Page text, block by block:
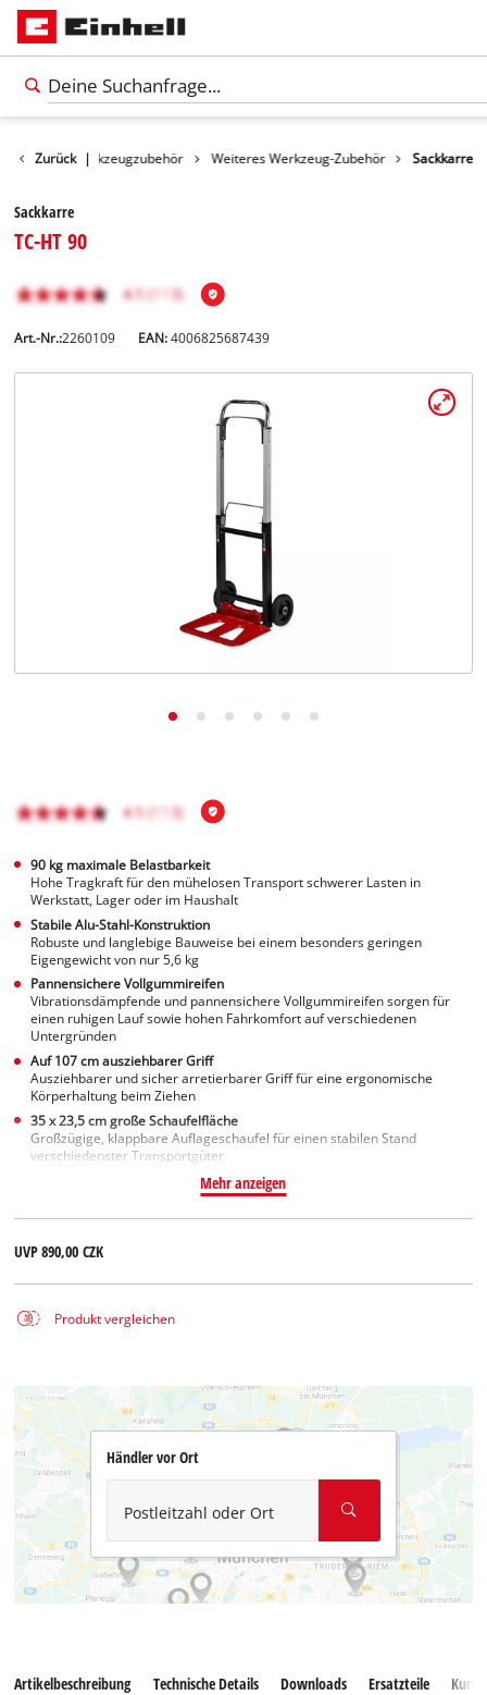
Zurück |
Werkzeugzubehör Weiteres Werkzeug-Zubehör Sackkarre
Sackkarre
TC-HT 90
Art.-Nr.:2260109 EAN:4006825687439
90 kg maximale Belastbarkeit
Hohe Tragkraft für den mühelosen Transport schwerer Lasten in
Werkstatt, Lager oder im Haushalt
Stabile Alu-Stahl-Konstruktion
Robuste und langlebige Bauweise bei einem besonders geringen
Eigengewicht von nur 5,6 kg
Pannensichere Vollgummireifen
Vibrationsdämpfende und pannensichere Vollgummireifen sorgen für
einen ruhigen Lauf sowie hohen Fahrkomfort auf verschiedenen
Untergründen
Auf 107 cm ausziehbarer Griff
Ausziehbarer und sicher arretierbarer Griff für eine ergonomische
Körperhaltung beim Ziehen
35 x 23,5 cm große Schaufelfläche
Großzügige, klappbare Auflageschaufel für einen stabilen Stand
verschiedenster Transportgüter
Mehr anzeigen
UVP890,00 CZK
Produkt vergleichen
Händler vor Ort
Postleitzahl oder Ort
Artikelbeschreibung Technische Details Downloads Ersatzteile